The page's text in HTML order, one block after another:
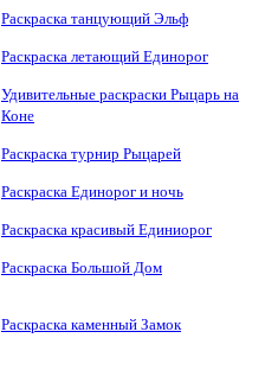
Раскраска танцующий Эльф
Раскраска летающий Единорог
Удивительные раскраски Рыцарь на
Коне
Раскраска турнир Рыцарей
Раскраска Единорог и ночь
Раскраска красивый Единиорог
Раскраска Большой Дом
Раскраска каменный Замок